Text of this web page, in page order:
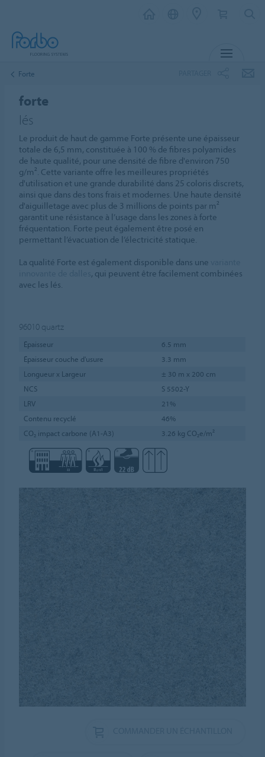
Forte
forte
lés
Le produit de haut de gamme Forte présente une épaisseur
totale de 6,5 mm, constituée à 100 % de fibres polyamides
de haute qualité, pour une densité de fibre d'environ 750
g/m². Cette variante offre les meilleures propriétés
d'utilisation et une grande durabilité dans 25 coloris discrets,
ainsi que dans des tons frais et modernes. Une haute densité
d'aiguilletage avec plus de 3 millions de points par m²
garantit une résistance à l’usage dans les zones à forte
fréquentation. Forte peut également être posé en
permettant l’évacuation de l’électricité statique.
La qualité Forte est également disponible dans une
, qui peuvent être facilement combinées
avec les lés.
96010 quartz
Épaisseur
6.5 mm
Épaisseur couche d'usure
3.3 mm
Longueur x Largeur
± 30 m x 200 cm
NCS
S 5502-Y
LRV
21%
Contenu recyclé
46%
CO₂ impact carbone (A1-A3)
3.26 kg CO₂e/m²